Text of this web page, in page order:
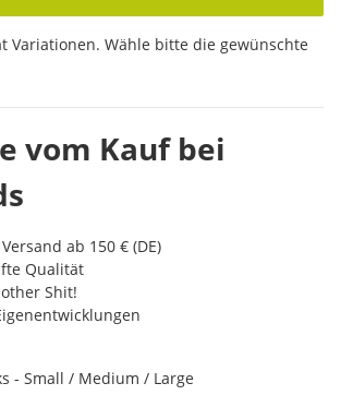
Variationen. Wähle bitte die gewünschte
vom Kauf bei
ab 150 € (DE)
Qualität
Shit!
- Small / Medium / Large